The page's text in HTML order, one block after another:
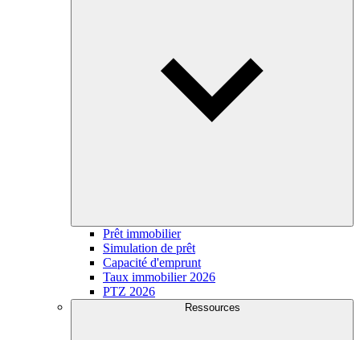
Prêt immobilier
Simulation de prêt
Capacité d'emprunt
Taux immobilier 2026
PTZ 2026
Ressources